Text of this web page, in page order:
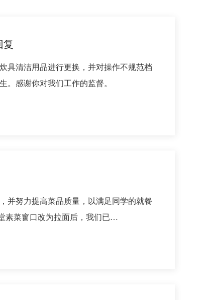
复
清洁用品进行更换，并对操作不规范档
感谢你对我们工作的监督。
努力提高菜品质量，以满足同学的就餐
素菜窗口改为拉面后，我们已…